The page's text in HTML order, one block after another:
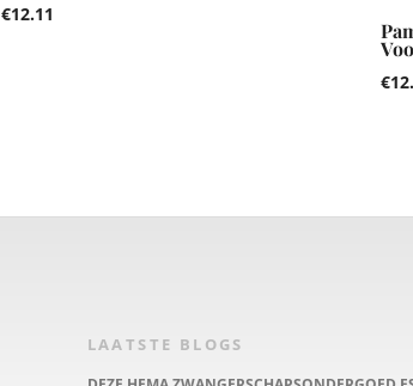
€12.11
€
LAATSTE BLOGS